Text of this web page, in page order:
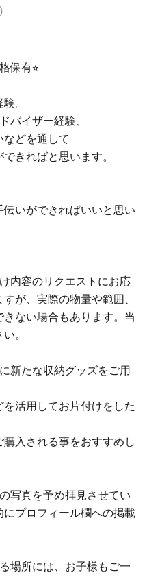
保有⭐︎
。
バイザー経験、
などを通して
きればと思います。
いができればいいと思い
内容のリクエストにお応
が、実際の物量や範囲、
ない場合もあります。当
。
新たな収納グッズをご用
活用してお片付けをした
入される事をおすすめし
写真を予め拝見させてい
プロフィール欄への掲載
場所には、お子様もご一